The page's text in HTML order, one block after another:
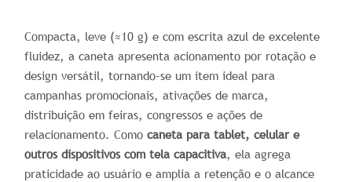
Compacta, leve (≈10 g) e com escrita azul de excelente
fluidez, a caneta apresenta acionamento por rotação e
design versátil, tornando-se um item ideal para
campanhas promocionais, ativações de marca,
distribuição em feiras, congressos e ações de
relacionamento. Como caneta para tablet, celular e
outros dispositivos com tela capacitiva, ela agrega
praticidade ao usuário e amplia a retenção e o alcance